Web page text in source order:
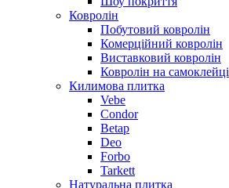
Ковролін
Побутовий ковролін
Комерційний ковролін
Виставковий ковролін
Ковролін на самоклейці
Килимова плитка
Vebe
Condor
Betap
Deo
Forbo
Tarkett
Натуральна плитка